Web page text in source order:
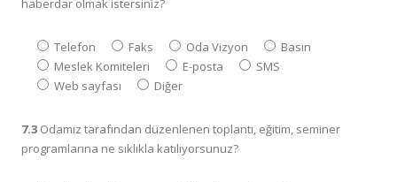
haberdar olmak istersiniz?
Telefon Faks Oda Vizyon
Basın
Meslek Komiteleri
E-posta
SMS
Web sayfası
Diğer
7.3 Odamız tarafından düzenlenen toplantı, eğitim, seminer
programlarına ne sıklıkla katılıyorsunuz?